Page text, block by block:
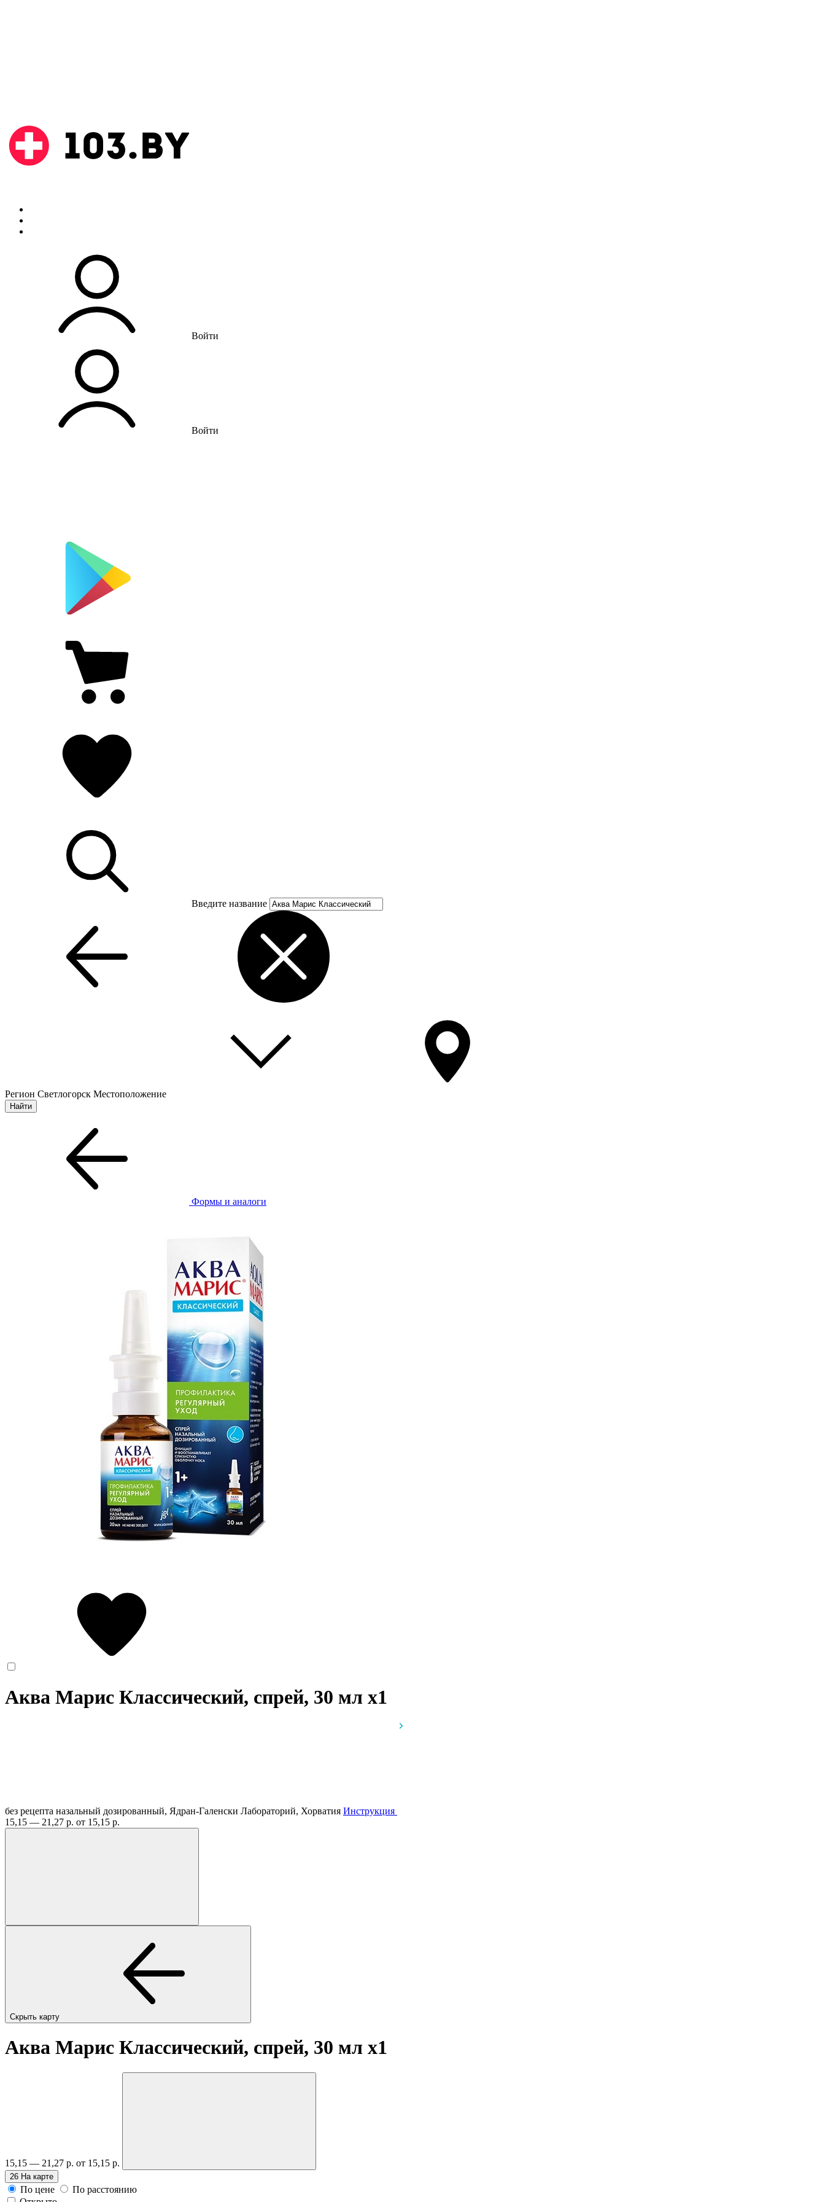
Войти
Войти
Введите название
Регион Светлогорск Местоположение
Формы и аналоги
Аква Марис Классический, спрей, 30 мл x1
без рецепта назальный дозированный, Ядран-Галенски Лабораторий, Хорватия Инструкция
15,15 — 21,27 р. от 15,15 р.
Скрыть карту
Аква Марис Классический, спрей, 30 мл x1
15,15 — 21,27 р. от 15,15 р.
26 На карте
По цене
По расстоянию